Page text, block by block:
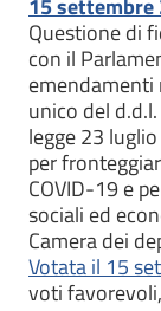
15 settembre
Questione di
con il
unico del d.d.l.
legge 23
per
COVID-19 e
sociali ed
Camera dei
Votata il 15
voti